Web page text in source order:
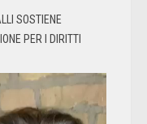
SOSTIENE
PER I DIRITTI